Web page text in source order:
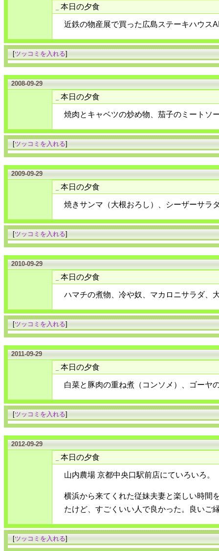
本日の夕食
近鉄の物産展で買った広島ステーキハウス
[ツッコミを入れる]
2008-09-29
本日の夕食
焼肉とキャベツの炒め物、茄子のミートソ
[ツッコミを入れる]
2009-09-29
本日の夕食
焼きサンマ（大根おろし）、シーザーサラ
[ツッコミを入れる]
2010-09-29
本日の夕食
ハマチの煮物、冷や奴、マカロニサラダ、
[ツッコミを入れる]
2011-09-29
本日の夕食
白菜と豚肉の重ね煮（コンソメ）、ゴーヤ
[ツッコミを入れる]
2012-09-29
本日の夕食
山内農場 京都中央口駅前店にていろいろ。
横浜から来てくれた従妹夫妻と楽しい時間
たけど、すごくいい人で良かった。良いご
[ツッコミを入れる]